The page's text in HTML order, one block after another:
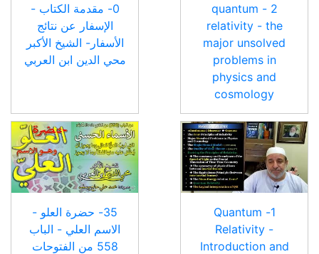
2 - quantum
relativity - the
major unsolved
problems in
physics and
cosmology
0- مقدمة الكتاب -
الإسفار عن نتائج
الأسفار- الشيخ الأكبر
محي الدين ابن العربي
1- Quantum
Relativity -
Introduction and
35- حضرة العلو -
الاسم العلي - الباب
558 من الفتوحات